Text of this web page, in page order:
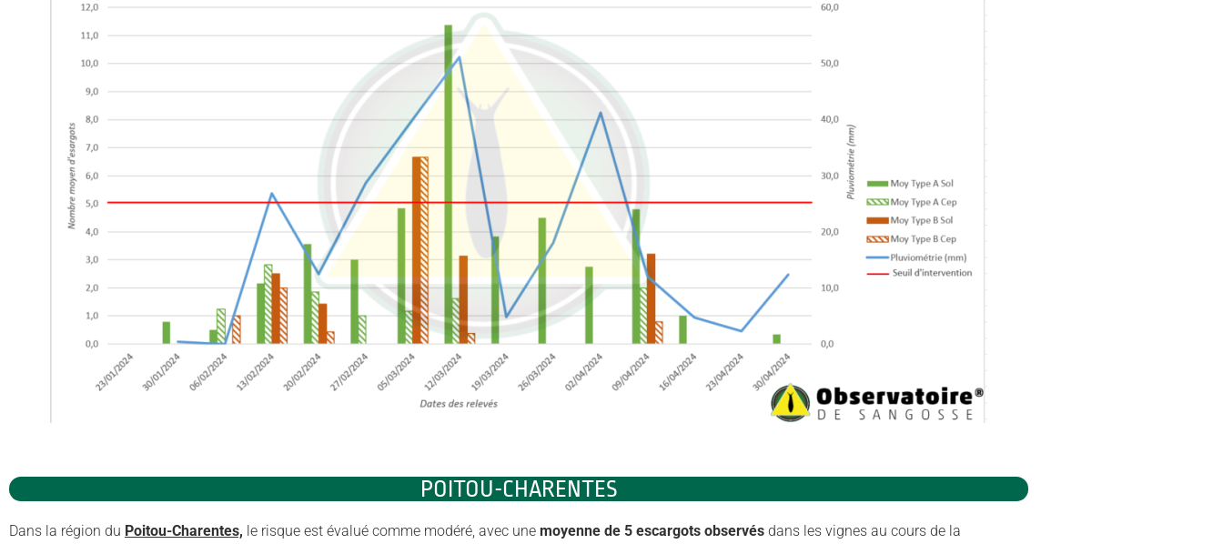
POITOU-CHARENTES
Dans la région du Poitou-Charentes, le risque est évalué comme modéré, avec une moyenne de 5 escargots observés dans les vignes au cours de la